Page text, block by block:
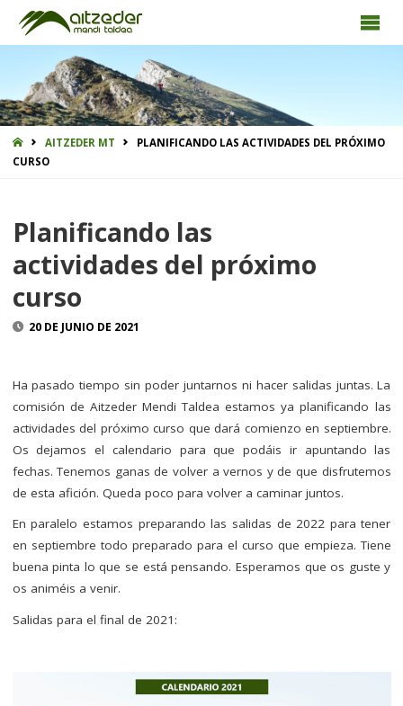
INICIOAITZEDER MT
PLANIFICANDO LAS ACTIVIDADES DEL PRÓXIMO
CURSO
Planificando las
actividades del próximo
curso
20 DE JUNIO DE 2021
Ha pasado tiempo sin poder juntarnos ni hacer salidas juntas. La
comisión de Aitzeder Mendi Taldea estamos ya planificando las
actividades del próximo curso que dará comienzo en septiembre.
Os dejamos el calendario para que podáis ir apuntando las
fechas. Tenemos ganas de volver a vernos y de que disfrutemos
de esta afición. Queda poco para volver a caminar juntos.
En paralelo estamos preparando las salidas de 2022 para tener
en septiembre todo preparado para el curso que empieza. Tiene
buena pinta lo que se está pensando. Esperamos que os guste y
os animéis a venir.
Salidas para el final de 2021: